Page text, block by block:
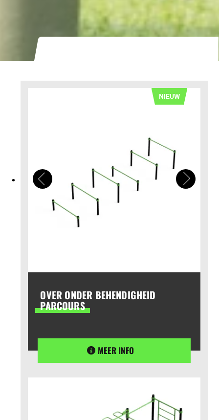
NIEUW
OVER ONDER BEHENDIGHEID
PARCOURS
MEER INFO